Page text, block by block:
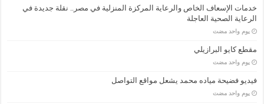
خدمات الإسعاف الخاص والرعاية المركزة المنزلية في مصر.. نقلة جديدة في
الرعاية الصحية العاجلة
‏يوم واحد مضت
مقطع كايو البرازيلي
‏يوم واحد مضت
فيديو فضيحة مياده محمد يشعل مواقع التواصل
‏يوم واحد مضت